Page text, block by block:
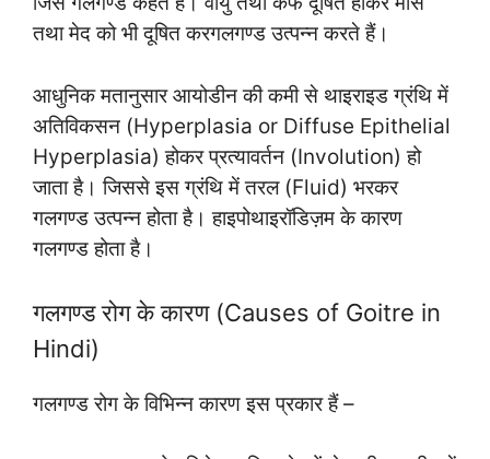
तथा मेद को भी दूषित करगलगण्ड उत्पन्न करते हैं।
आधुनिक मतानुसार आयोडीन की कमी से थाइराइड ग्रंथि में
अतिविकसन (Hyperplasia or Diffuse Epithelial
Hyperplasia) होकर प्रत्यावर्तन (Involution) हो
जाता है। जिससे इस ग्रंथि में तरल (Fluid) भरकर
गलगण्ड उत्पन्न होता है। हाइपोथाइरॉडिज़म के कारण
गलगण्ड होता है।
गलगण्ड रोग के कारण (Causes of Goitre in
Hindi)
गलगण्ड रोग के विभिन्‍न कारण इस प्रकार हैं –